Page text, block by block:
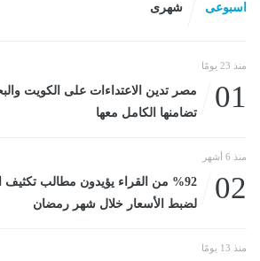
اسبوعى شهرى
منذ 23 يومًا
01
مصر تدين الاعتداءات على الكويت
تضامنها الكامل معها
منذ 6 أشهر
02
%92 من القراء يؤيدون مطالب
لضبط الأسعار خلال شهر رمضان
منذ 13 يومًا